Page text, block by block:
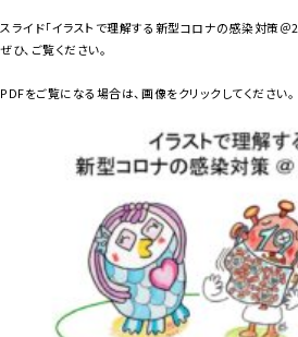
スライド「イラストで理解する新型コロナの感染対策＠
ぜひ、ご覧ください。
PDFをご覧になる場合は、画像をクリックしてください。